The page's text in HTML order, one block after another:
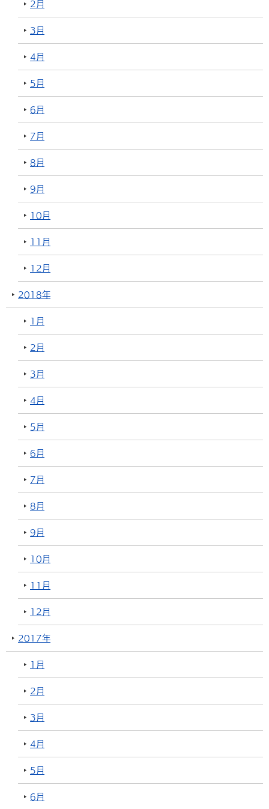
2月
3月
4月
5月
6月
7月
8月
9月
10月
11月
12月
2018年
1月
2月
3月
4月
5月
6月
7月
8月
9月
10月
11月
12月
2017年
1月
2月
3月
4月
5月
6月